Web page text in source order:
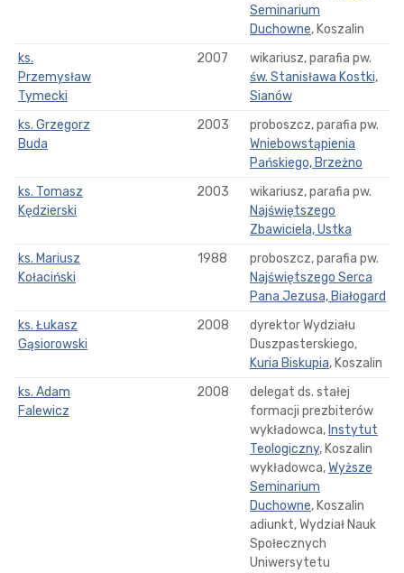
Seminarium
Duchowne, Koszalin
ks.
Przemysław
Tymecki
2007
wikariusz, parafia pw.
św. Stanisława Kostki,
Sianów
ks. Grzegorz
Buda
2003
proboszcz, parafia pw.
Wniebowstąpienia
Pańskiego, Brzeżno
ks. Tomasz
Kędzierski
2003
wikariusz, parafia pw.
Najświętszego
Zbawiciela, Ustka
ks. Mariusz
Kołaciński
1988
proboszcz, parafia pw.
Najświętszego Serca
Pana Jezusa, Białogard
ks. Łukasz
Gąsiorowski
2008
dyrektor Wydziału
Duszpasterskiego,
Kuria Biskupia, Koszalin
ks. Adam
Falewicz
2008
delegat ds. stałej
formacji prezbiterów
wykładowca, Instytut
Teologiczny, Koszalin
wykładowca,Wyższe
Seminarium
Duchowne, Koszalin
adiunkt, Wydział Nauk
Społecznych
Uniwersytetu